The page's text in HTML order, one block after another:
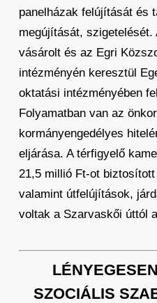
panelházak felújítását és
megújítását,
vásárolt és az Egri
intézményén keresztül
oktatási intézményében
Folyamatban van az
kormányengedélyes
eljárása. A térfigyelő
21,5 millió Ft-ot
valamint útfelújítások,
voltak a Szarvaskői úttól
SZOCIÁLIS